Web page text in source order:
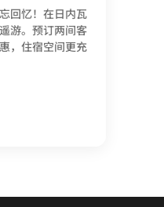
回忆！在日内瓦
游。预订两间客
，住宿空间更充